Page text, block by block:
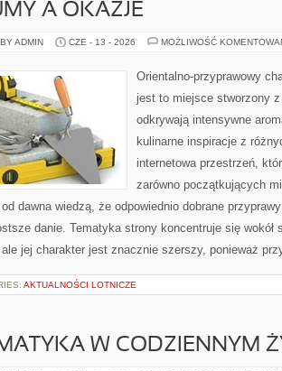
A OKAZJE
ADMIN CZE - 13 - 2026 MOŻLIWOŚĆ
Orientalno-przyprawowy
jest to miejsce stworzony
odkrywają intensywne
kulinarne inspiracje z
internetowa przestrzeń,
zarówno początkujących
dawna wiedzą, że odpowiednio dobrane
danie. Tematyka strony koncentruje się wokół
jej charakter jest znacznie szerszy, ponieważ
AKTUALNOŚCI LOTNICZE
W CODZIENNYM